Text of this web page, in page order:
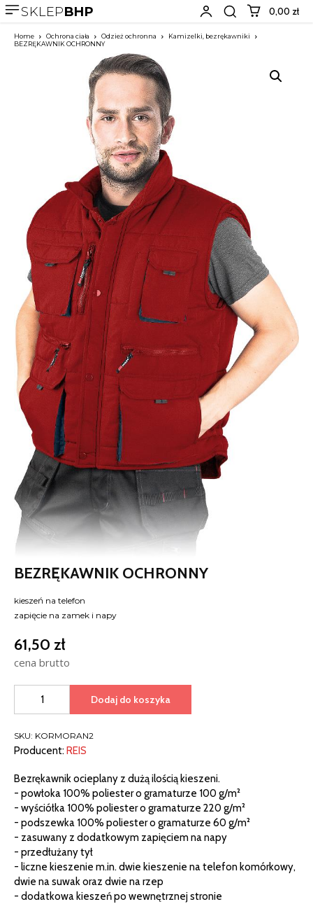
SKLEPBHP 0,00 zł
Home Ochrona ciała Odzież ochronna
Kamizelki, bezrękawniki
BEZRĘKAWNIK OCHRONNY
BEZRĘKAWNIK OCHRONNY
kieszeń na telefon
zapięcie na zamek i napy
61,50 zł
cena brutto
BEZRĘKAWNIK
Dodaj do koszyka
SKU: KORMORAN2
Producent:REIS
Bezrękawnik ocieplany z dużą ilością kieszeni.
- powłoka 100% poliester o gramaturze 100 g/m²
- wyściółka 100% poliester o gramaturze 220 g/m²
- podszewka 100% poliester o gramaturze 60 g/m²
- zasuwany z dodatkowym zapięciem na napy
- przedłużany tył
- liczne kieszenie m.in. dwie kieszenie na telefon komórkowy,
dwie na suwak oraz dwie na rzep
- dodatkowa kieszeń po wewnętrznej stronie